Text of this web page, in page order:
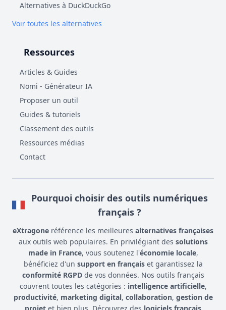
Alternatives à DuckDuckGo
Voir toutes les alternatives
Ressources
Articles & Guides
Nomi - Générateur IA
Proposer un outil
Guides & tutoriels
Classement des outils
Ressources médias
Contact
Pourquoi choisir des outils numériques
français ?
eXtragone référence les meilleures alternatives françaises
aux outils web populaires. En privilégiant des solutions
made in France, vous soutenez l'économie locale,
bénéficiez d'un support en françaiset garantissez la
conformité RGPDde vos données. Nos outils français
couvrent toutes les catégories : intelligence artificielle,
productivité, marketing digital, collaboration, gestion de